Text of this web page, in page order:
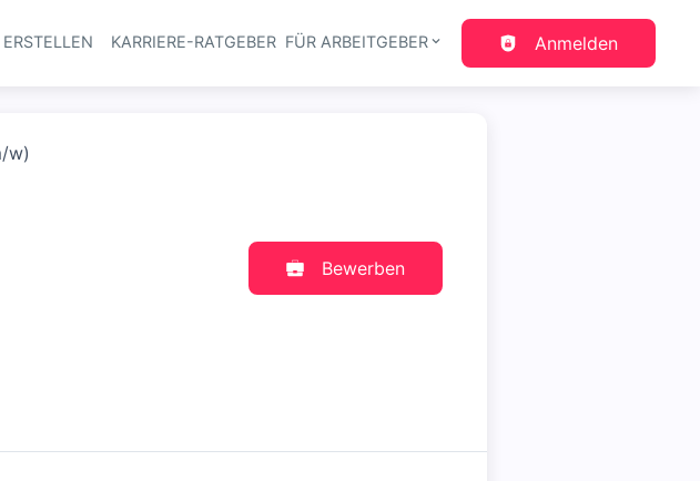
Haupt-Navigation
KARRIERE-RATGEBER FÜR ARBEITGEBER Anmelden
w)
Bewerben